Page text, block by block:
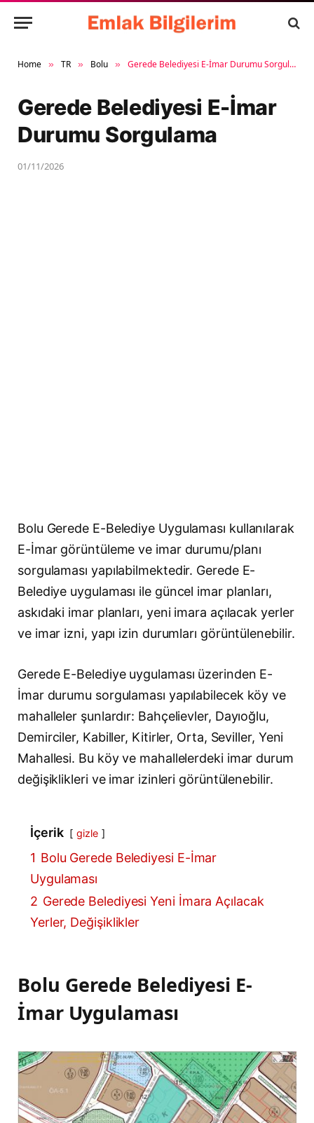
Home » TR » Bolu » Gerede Belediyesi E-İmar Durumu Sorgulama
Gerede Belediyesi E-İmar
Durumu Sorgulama
01/11/2026
Bolu Gerede E-Belediye Uygulaması kullanılarak
E-İmar görüntüleme ve imar durumu/planı
sorgulaması yapılabilmektedir. Gerede E-
Belediye uygulaması ile güncel imar planları,
askıdaki imar planları, yeni imara açılacak yerler
ve imar izni, yapı izin durumları görüntülenebilir.
Gerede E-Belediye uygulaması üzerinden E-
İmar durumu sorgulaması yapılabilecek köy ve
mahalleler şunlardır: Bahçelievler, Dayıoğlu,
Demirciler, Kabiller, Kitirler, Orta, Seviller, Yeni
Mahallesi. Bu köy ve mahallelerdeki imar durum
değişiklikleri ve imar izinleri görüntülenebilir.
İçerik gizle
1 Bolu Gerede Belediyesi E-İmar
Uygulaması
2 Gerede Belediyesi Yeni İmara Açılacak
Yerler, Değişiklikler
Bolu Gerede Belediyesi E-
İmar Uygulaması